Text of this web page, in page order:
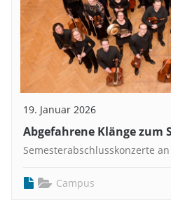
19. Januar 2026
Abgefahrene Klänge zum
Semesterabschlusskonzerte
Campus